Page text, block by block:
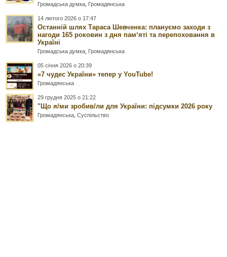
Громадська думка Громадянська
14 лютого 2026 о 17:47
Останній шлях Тараса Шевченка: плануємо заходи з
нагоди 165 роковин з дня памʼяті та перепоховання в
Україні
Громадська думка Громадянська
05 січня 2026 о 20:39
«7 чудес України» тепер у YouTube!
Громадянська
29 грудня 2025 о 21:22
"Що я/ми зробив/ли для України: підсумки 2026 року
Громадянська ,Суспільство